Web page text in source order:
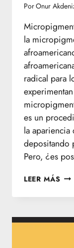
PorOnur
la
radical para
es un
la
depositando
Pero, ¿es
LEER MÁS